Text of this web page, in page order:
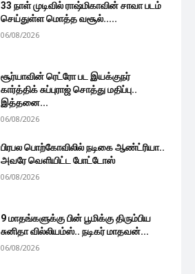
33 நாள் முடிவில் ராஷ்மிகாவின் சாவா படம்
செய்துள்ள மொத்த வசூல்.....
06/08/2026
சூர்யாவின் ரெட்ரோ பட இயக்குநர்
கார்த்திக் சுப்புராஜ் சொத்து மதிப்பு..
இத்தனை...
06/08/2026
பிரபல பொற்கோவிலில் நடிகை ஆண்ட்ரியா..
அவரே வெளியிட்ட போட்டோஸ்
06/08/2026
9 மாதங்களுக்கு பின் பூமிக்கு திரும்பிய
சுனிதா வில்லியம்ஸ்.. நடிகர் மாதவன்...
06/08/2026